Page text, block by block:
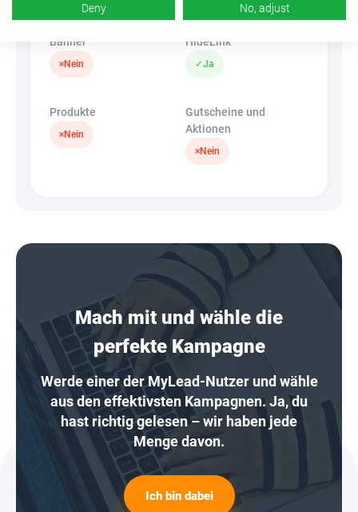
Banner
×Nein
HideLink
✓Ja
Produkte
×Nein
Gutscheine und
Aktionen
×Nein
Mach mit und wähle die
perfekte Kampagne
Werde einer der MyLead-Nutzer und wähle
aus den effektivsten Kampagnen. Ja, du
hast richtig gelesen – wir haben jede
Menge davon.
Ich bin dabei
Deny No, adjust